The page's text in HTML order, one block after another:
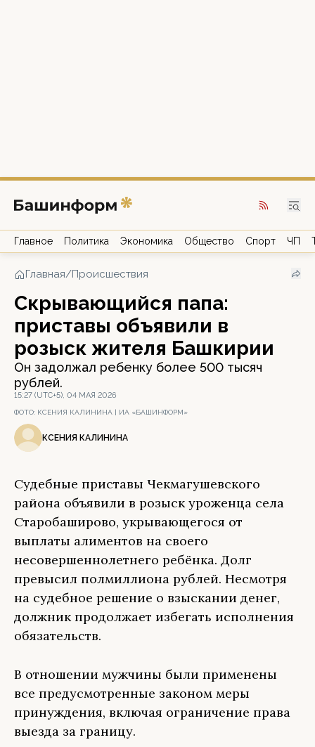
Главное Политика Экономика Общество Спорт ЧП
Главная/Происшествия
Скрывающийся папа:
приставы объявили в
розыск жителя Башкирии
Он задолжал ребенку более 500 тысяч
рублей.
15:27 (UTC+5), 04 МАЯ 2026
ФОТО: КСЕНИЯ КАЛИНИНА | ИА «БАШИНФОРМ»
КСЕНИЯ КАЛИНИНА
Судебные приставы Чекмагушевского
района объявили в розыск уроженца села
Старобаширово, укрывающегося от
выплаты алиментов на своего
несовершеннолетнего ребёнка. Долг
превысил полмиллиона рублей. Несмотря
на судебное решение о взыскании денег,
должник продолжает избегать исполнения
обязательств.
В отношении мужчины были применены
все предусмотренные законом меры
принуждения, включая ограничение права
выезда за границу.